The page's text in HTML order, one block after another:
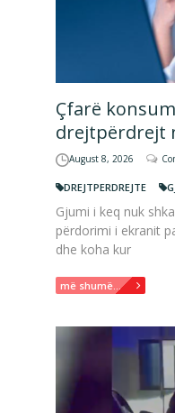
Çfarë
drejtpërdrejt
August 8, 2026
DREJTPERDREJTE
Gjumi i keq nuk
përdorimi i ekranit
dhe koha kur
më shumë...